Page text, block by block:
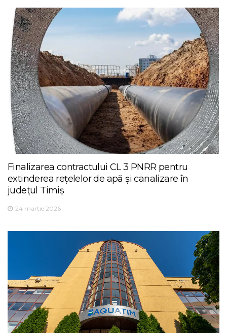
Finalizarea contractului CL 3 PNRR pentru
extinderea rețelelor de apă și canalizare în
județul Timiș
24 martie 2026